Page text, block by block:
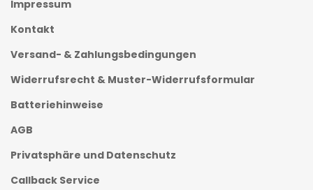
Impressum
Kontakt
Versand- & Zahlungsbedingungen
Widerrufsrecht & Muster-Widerrufsformular
Batteriehinweise
AGB
Privatsphäre und Datenschutz
Callback Service